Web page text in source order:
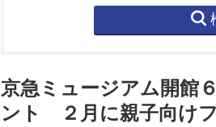
京急ミュージアム開館
ント ２月に親子向け